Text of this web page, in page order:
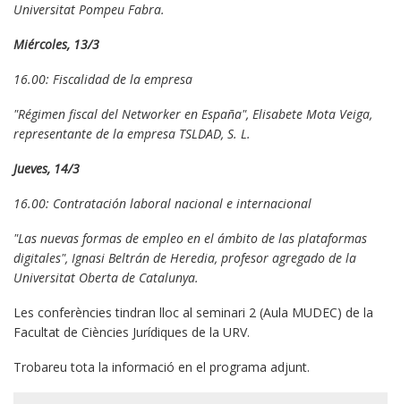
Universitat Pompeu Fabra.
Miércoles, 13/3
16.00: Fiscalidad de la empresa
"Régimen fiscal del Networker en España", Elisabete Mota Veiga,
representante de la empresa TSLDAD, S. L.
Jueves, 14/3
16.00: Contratación laboral nacional e internacional
"Las nuevas formas de empleo en el ámbito de las plataformas
digitales", Ignasi Beltrán de Heredia, profesor agregado de la
Universitat Oberta de Catalunya.
Les conferències tindran lloc al seminari 2 (Aula MUDEC) de la
Facultat de Ciències Jurídiques de la URV.
Trobareu tota la informació en el programa adjunt.